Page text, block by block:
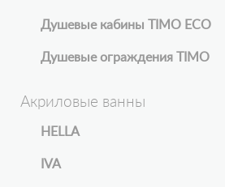
Душевые кабины TIMO ECO
Душевые ограждения TIMO
Акриловые ванны
HELLA
IVA